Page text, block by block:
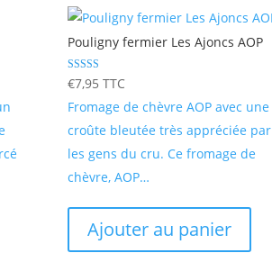
Pouligny fermier Les Ajoncs AOP
Note
4.80
sur 5
€7,95 TTC
Fromage de chèvre AOP avec une
croûte bleutée très appréciée par
les gens du cru. Ce fromage de
chèvre, AOP…
Ajouter au panier